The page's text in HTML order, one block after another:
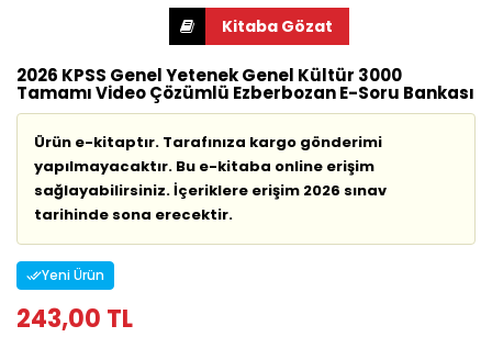
2026 KPSS Genel Yetenek Genel Kültür 3000
Tamamı Video Çözümlü Ezberbozan E-Soru Bankası
Ürün e-kitaptır. Tarafınıza kargo gönderimi
yapılmayacaktır. Bu e-kitaba online erişim
sağlayabilirsiniz. İçeriklere erişim 2026 sınav
tarihinde sona erecektir.
Yeni Ürün
243,00 TL